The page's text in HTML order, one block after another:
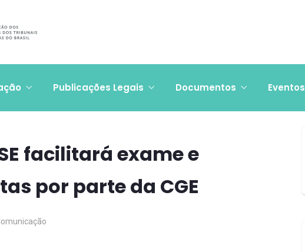
Publicações Legais Documentos Eventos
facilitará exame e
por parte da CGE